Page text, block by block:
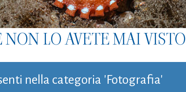
LO AVETE MAI VISTO
nella categoria 'Fotografia'